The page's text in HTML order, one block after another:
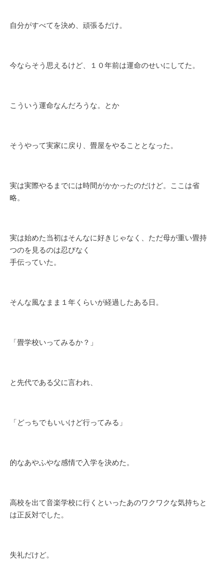
自分がすべてを決め、頑張るだけ。
今ならそう思えるけど、１０年前は運命のせいにしてた。
こういう運命なんだろうな。とか
そうやって実家に戻り、畳屋をやることとなった。
実は実際やるまでには時間がかかったのだけど。ここは省
略。
実は始めた当初はそんなに好きじゃなく、ただ母が重い畳持
つのを見るのは忍びなく
手伝っていた。
そんな風なまま１年くらいが経過したある日。
「畳学校いってみるか？」
と先代である父に言われ、
「どっちでもいいけど行ってみる」
的なあやふやな感情で入学を決めた。
高校を出て音楽学校に行くといったあのワクワクな気持ちと
は正反対でした。
失礼だけど。